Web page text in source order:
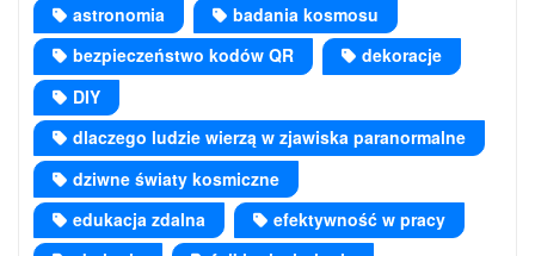
astronomia
badania kosmosu
bezpieczeństwo kodów QR
dekoracje
DIY
dlaczego ludzie wierzą w zjawiska paranormalne
dziwne światy kosmiczne
edukacja zdalna
efektywność w pracy